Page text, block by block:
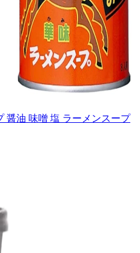
醤油 味噌 塩 ラーメンスープ